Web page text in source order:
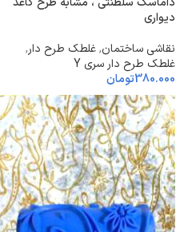
دیواری
نقاشی ساختمان,غلطک طرح دار,
غلطک طرح دار سری Y
380.000تومان